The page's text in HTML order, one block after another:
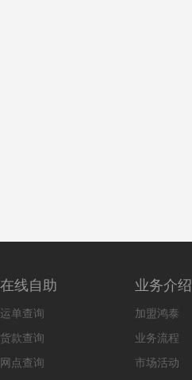
在线自助
运单查询
货款查询
网点查询
业务介绍
加盟鸿泰
业务流程
市场活动